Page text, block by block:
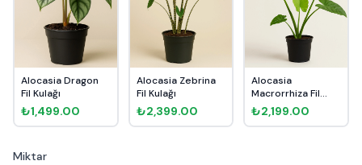
Alocasia Dragon
Fil Kulağı
₺1,499.00
Alocasia Zebrina
Fil Kulağı
₺2,399.00
Alocasia
Macrorrhiza Fil
Kulağı
₺2,199.00
Miktar